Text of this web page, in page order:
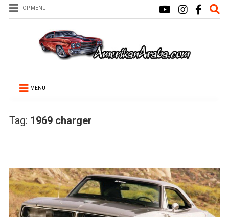
TOP MENU
MENU
Tag: 1969 charger